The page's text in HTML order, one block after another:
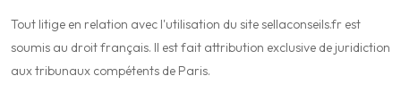
Tout litige en relation avec l'utilisation du site sellaconseils.fr est
soumis au droit français. Il est fait attribution exclusive de juridiction
aux tribunaux compétents de Paris.